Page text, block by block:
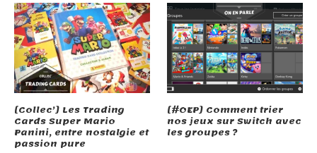
[Collec’] Les Trading
Cards Super Mario
Panini, entre nostalgie et
passion pure
[#OEP] Comment trier
nos jeux sur Switch avec
les groupes ?